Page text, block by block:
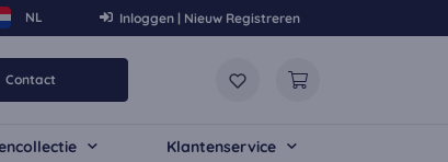
Inloggen | Nieuw Registreren
Contact
Klantenservice